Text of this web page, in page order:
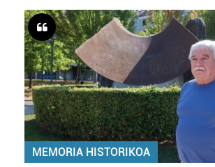
MEMORIA HISTORIKOA